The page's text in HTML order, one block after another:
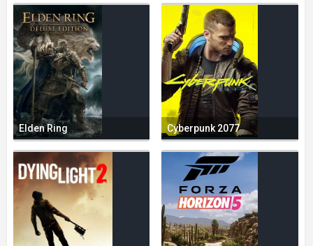
Elden Ring Cyberpunk 2077